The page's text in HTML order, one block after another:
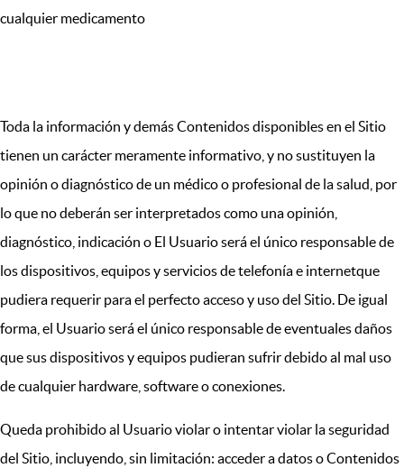
cualquier medicamento
Toda la información y demás Contenidos disponibles en el Sitio
tienen un carácter meramente informativo, y no sustituyen la
opinión o diagnóstico de un médico o profesional de la salud, por
lo que no deberán ser interpretados como una opinión,
diagnóstico, indicación o El Usuario será el único responsable de
los dispositivos, equipos y servicios de telefonía e internetque
pudiera requerir para el perfecto acceso y uso del Sitio. De igual
forma, el Usuario será el único responsable de eventuales daños
que sus dispositivos y equipos pudieran sufrir debido al mal uso
de cualquier hardware, software o conexiones.
Queda prohibido al Usuario violar o intentar violar la seguridad
del Sitio, incluyendo, sin limitación: acceder a datos o Contenidos